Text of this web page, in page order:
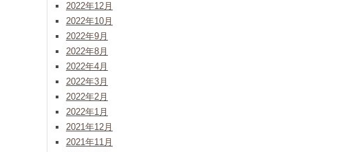
2022年12月
2022年10月
2022年9月
2022年8月
2022年4月
2022年3月
2022年2月
2022年1月
2021年12月
2021年11月